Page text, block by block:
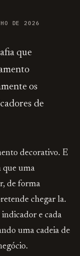
DE 2026
que
os
de
decorativo. E
que uma
de forma
chegar la.
e cada
uma cadeia de